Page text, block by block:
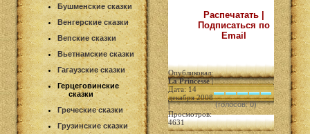
Бушменские сказки
Венгерские сказки
Вепские сказки
Вьетнамские сказки
Гагаузские сказки
Герцеговинские
сказки
Греческие сказки
Грузинские сказки
Распечатать |
Подписаться по
Email
Опубликовал:
La Princesse|
Дата: 14
декабря 2008
|
Просмотров:
4631
(голосов: 0)